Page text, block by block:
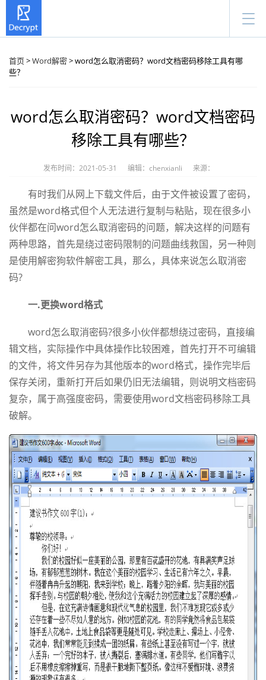
首页>Word解密> word怎么取消密码？word文档密码移除工具有哪
些？
word怎么取消密码？word文档密码
移除工具有哪些？
发布时间：2021-05-31 编辑：chenxianli 来源：
有时我们从网上下载文件后，由于文件被设置了密码，
虽然是word格式但个人无法进行复制与粘贴，现在很多小
伙伴都在问word怎么取消密码的问题，解决这样的问题有
两种思路，首先是绕过密码限制的问题曲线救国，另一种则
是使用解密狗软件解密工具，那么，具体来说怎么取消密
码?
一.更换word格式
word怎么取消密码?很多小伙伴都想绕过密码，直接编
辑文档，实际操作中具体操作比较困难，首先打开不可编辑
的文件，将文件另存为其他版本的word格式，操作完毕后
保存关闭，重新打开后如果仍旧无法编辑，则说明文档密码
复杂，属于高强度密码，需要使用word文档密码移除工具
破解。